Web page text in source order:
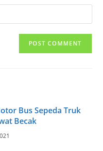
Bus Sepeda Truk
Becak